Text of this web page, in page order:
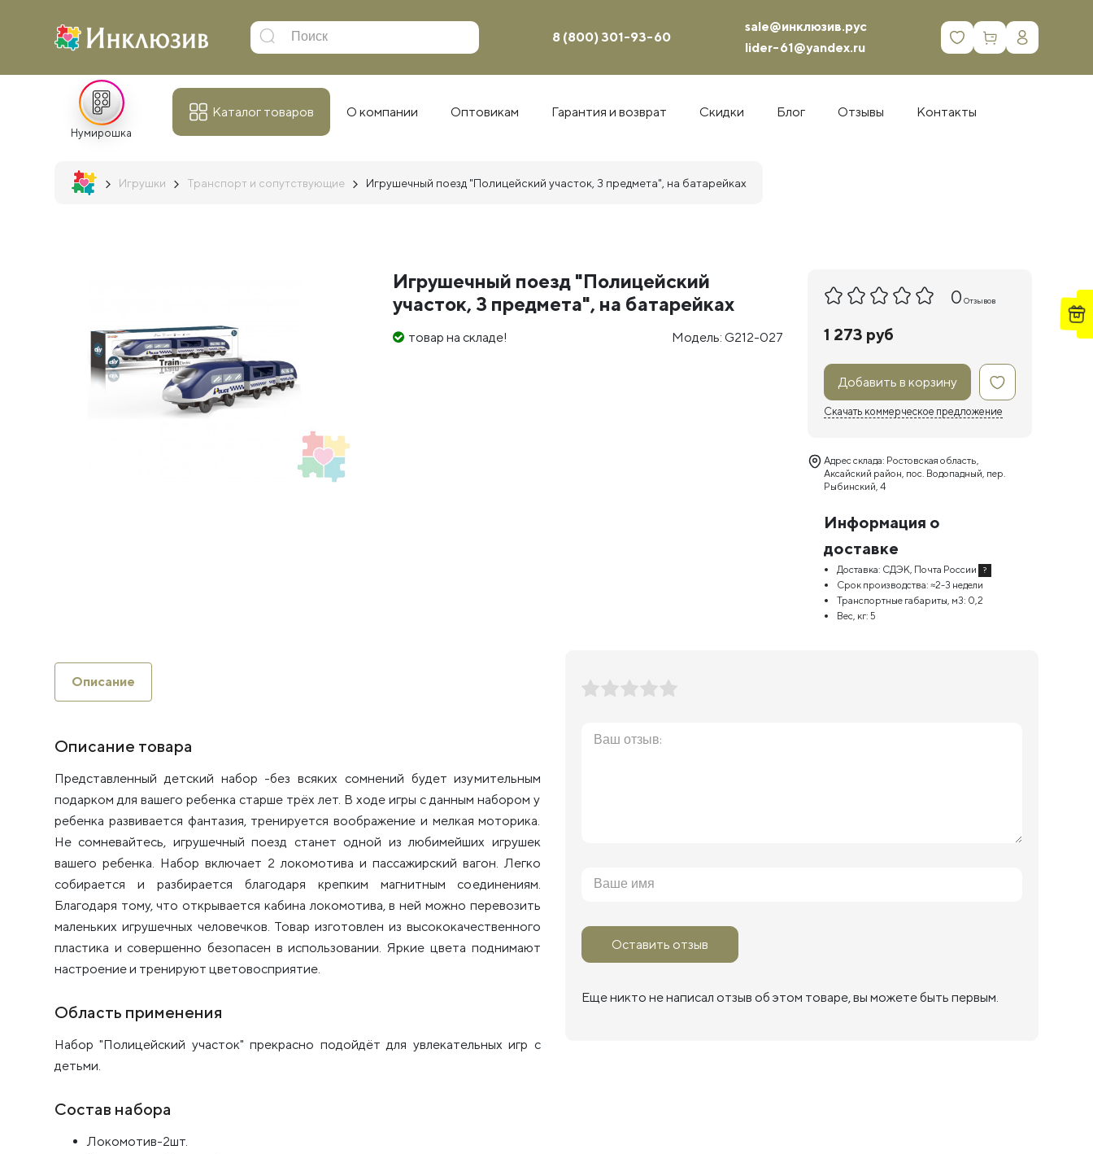
8 (800) 301-93-60
sale@инклюзив.рус
lider-61@yandex.ru
0
Нумирошка
Каталог товаров О компании Оптовикам Гарантия и возврат Скидки Блог Отзывы Контакты
Игрушки Транспорт и сопутствующие Игрушечный поезд "Полицейский участок, 3 предмета", на батарейках
Игрушечный поезд "Полицейский
участок, 3 предмета", на батарейках
товар на складе! Модель: G212-027
0 Отзывов
1 273 руб
Добавить в корзину
Скачать коммерческое предложение
Адрес склада: Ростовская область,
Аксайский район, пос. Водопадный, пер.
Рыбинский, 4
Информация о
доставке
Доставка: СДЭК, Почта России ?
Срок производства: ≈2-3 недели
Транспортные габариты, м3: 0,2
Вес, кг: 5
Описание
Описание товара
Представленный детский набор -без всяких сомнений будет изумительным
подарком для вашего ребенка старше трёх лет. В ходе игры с данным набором у
ребенка развивается фантазия, тренируется воображение и мелкая моторика.
Не сомневайтесь, игрушечный поезд станет одной из любимейших игрушек
вашего ребенка. Набор включает 2 локомотива и пассажирский вагон. Легко
собирается и разбирается благодаря крепким магнитным соединениям.
Благодаря тому, что открывается кабина локомотива, в ней можно перевозить
маленьких игрушечных человечков. Товар изготовлен из высококачественного
пластика и совершенно безопасен в использовании. Яркие цвета поднимают
настроение и тренируют цветовосприятие.
Область применения
Набор "Полицейский участок" прекрасно подойдёт для увлекательных игр с
детьми.
Состав набора
Локомотив-2шт.
Оставить отзыв
Еще никто не написал отзыв об этом товаре, вы можете быть первым.